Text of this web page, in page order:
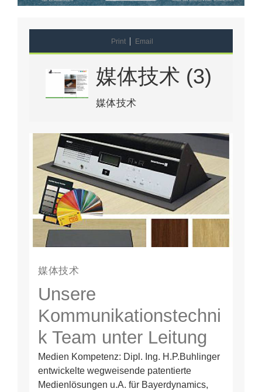
Print Email
媒体技术 (3)
媒体技术
媒体技术
Unsere
Kommunikationstechni
k Team unter Leitung
von Dipl. Ing.
H.P.Buhlinger
Medien Kompetenz: Dipl. Ing. H.P.Buhlinger
entwickelte wegweisende patentierte
Medienlösungen u.A. für Bayerdynamics,